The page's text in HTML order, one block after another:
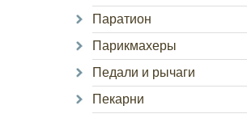
Паратион
Парикмахеры
Педали и рычаги
Пекарни